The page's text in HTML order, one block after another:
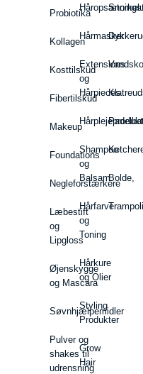
Probiotika
Kollagen
Kosttilskud
Fibertilskud
Makeup
Foundations
Negleforstærkere
Læbestift
og
Lipgloss
Øjenskygge
og Mascara
Søvnhjælpemidler
Pulver og
shakes til
udrensning
Hårmasker
Extensions
og
Hårpieces
Shampoo
og
Balsam
Hårfarve
og
Toning
Hårkure
og Olier
Styling
Produkter
Grow
Hair
Vandsko
Bolde,